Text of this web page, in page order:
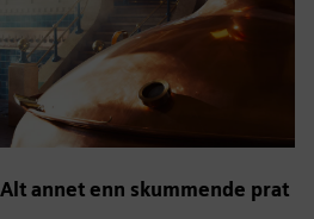
Alt annet enn skummende prat